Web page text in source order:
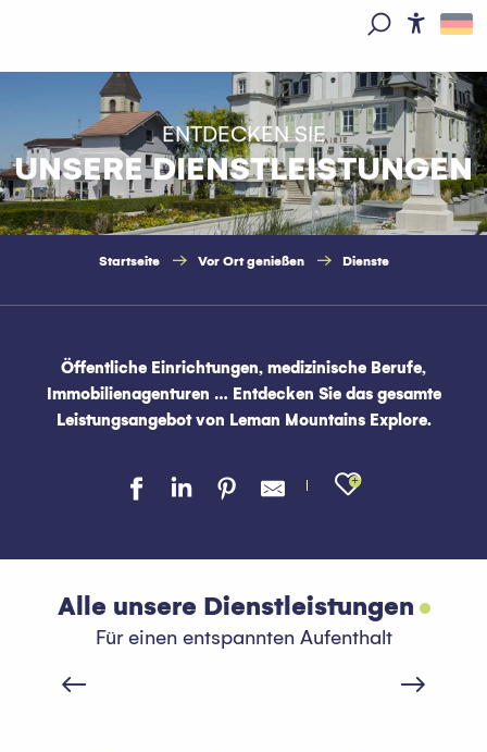
ENTDECKEN SIE
UNSERE DIENSTLEISTUNGEN
Startseite Vor Ort genießen Dienste
Öffentliche Einrichtungen, medizinische Berufe,
Immobilienagenturen … Entdecken Sie das gesamte
Leistungsangebot von Leman Mountains Explore.
Ajouter
Alle unsere Dienstleistungen
Für einen entspannten Aufenthalt